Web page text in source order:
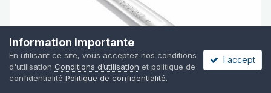
Information importante
En utilisant ce site, vous acceptez nos conditions
d'utilisation Conditions d’utilisation et politique de
confidentialité Politique de confidentialité.
I accept